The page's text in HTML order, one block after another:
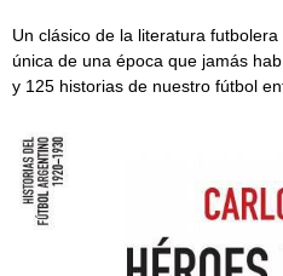
Un clásico de la literatura
única de una época que jamás
y 125 historias de nuestro fútbol